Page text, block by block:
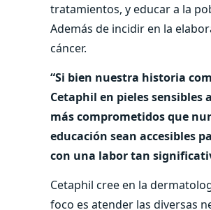
tratamientos, y educar a la
Además de incidir en la
cáncer.
“Si bien nuestra historia
Cetaphil en pieles
más comprometidos que
educación sean accesibles
con una labor tan
Cetaphil cree en la
foco es atender las diversas